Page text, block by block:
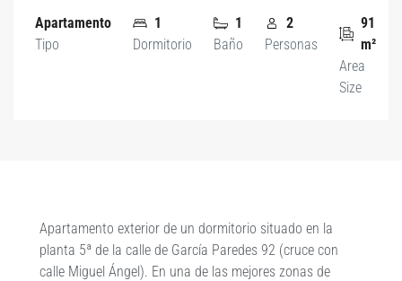
Apartamento
Tipo
1
Dormitorio
1
Baño
2
Personas
91
m²
Area
Size
Apartamento exterior de un dormitorio situado en la
planta 5ª de la calle de García Paredes 92 (cruce con
calle Miguel Ángel). En una de las mejores zonas de